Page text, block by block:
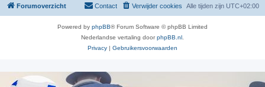
Forumoverzicht Alle tijden zijn UTC+02:00
Verwijder cookies
Contact
Powered by phpBB® Forum Software © phpBB Limited
Nederlandse vertaling doorphpBB.nl
Privacy | Gebruikersvoorwaarden